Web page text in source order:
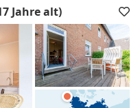
Jahre alt)